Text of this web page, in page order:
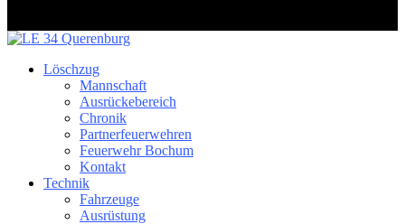
Löschzug
Mannschaft
Ausrückebereich
Chronik
Partnerfeuerwehren
Feuerwehr Bochum
Kontakt
Technik
Fahrzeuge
Ausrüstung